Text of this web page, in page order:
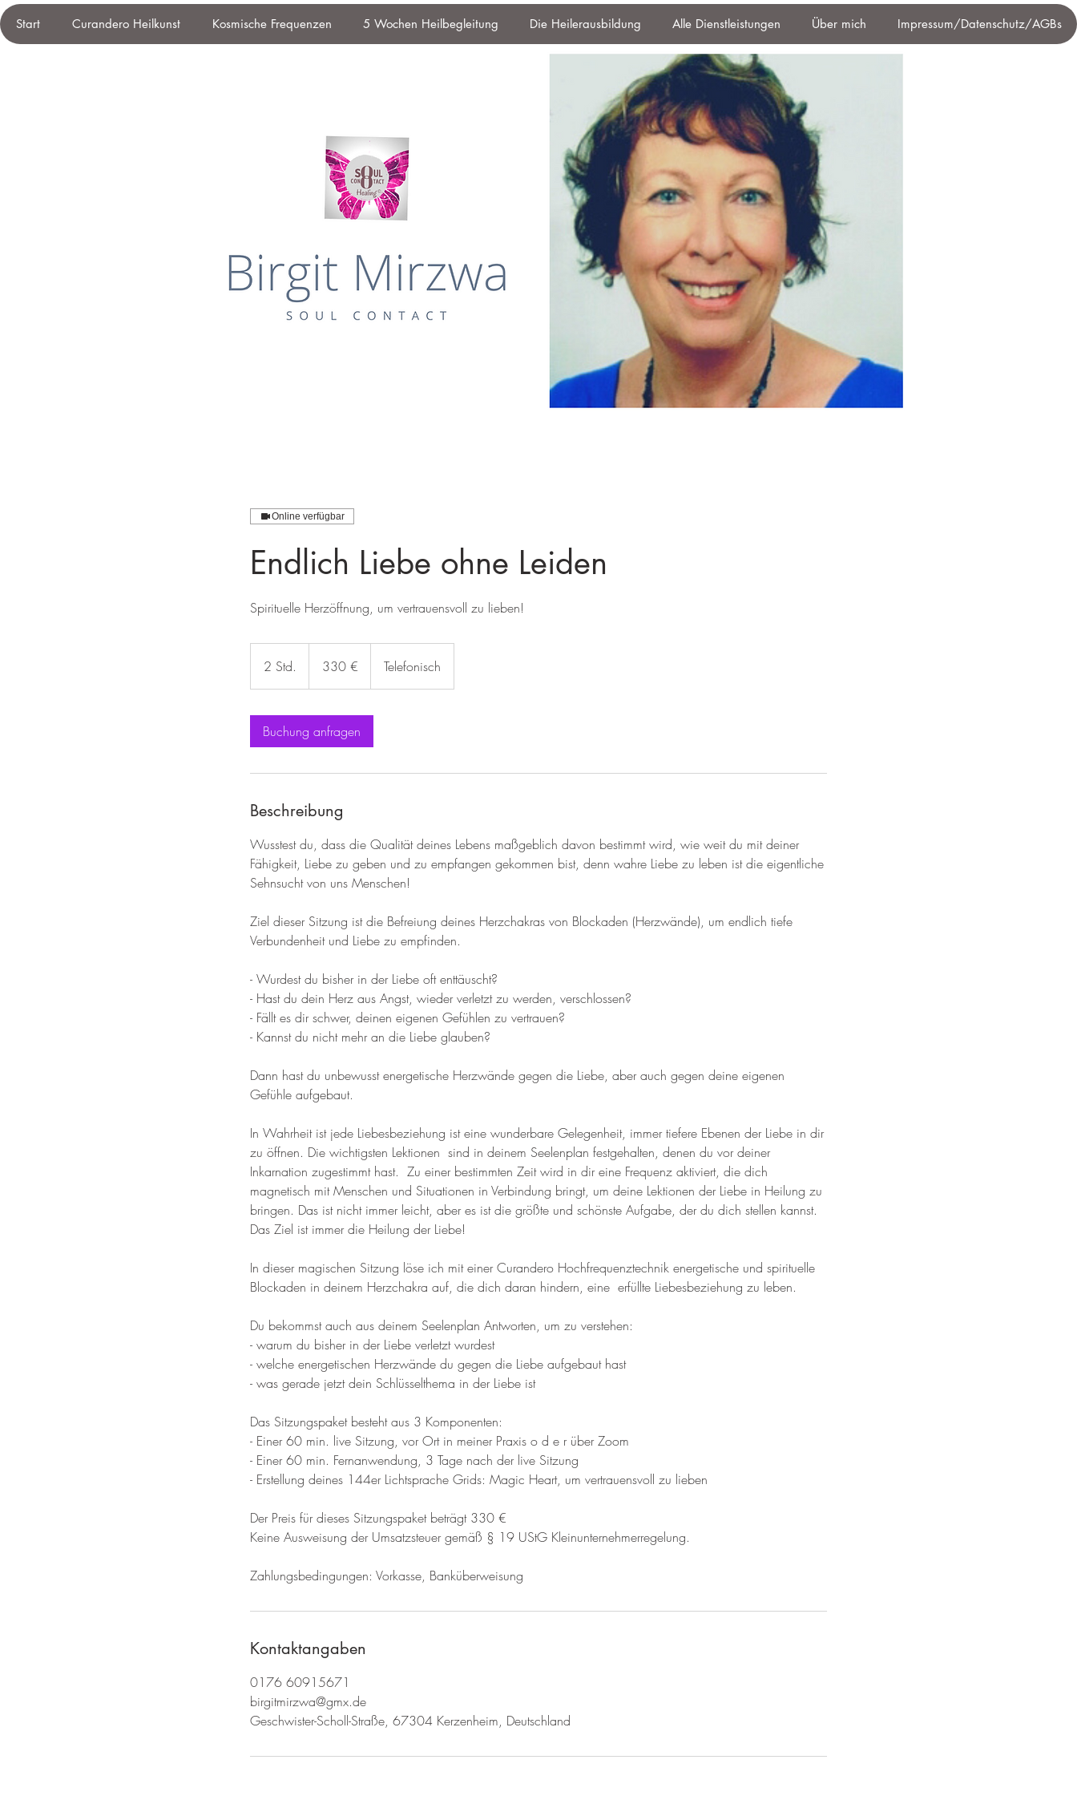
Start Curandero Heilkunst Kosmische Frequenzen 5 Wochen Heilbegleitung Die Heilerausbildung Alle Dienstleistungen Über mich Impressum/Datenschutz/AGBs
Online verfügbar
Endlich Liebe ohne Leiden
Spirituelle Herzöffnung, um vertrauensvoll zu lieben!
2 Std.
S
.
330 € Telefonisch
Buchung anfragen
Beschreibung
Wusstest du, dass die Qualität deines Lebens maßgeblich davon bestimmt wird, wie weit du mit deiner
Fähigkeit, Liebe zu geben und zu empfangen gekommen bist, denn wahre Liebe zu leben ist die eigentliche
Sehnsucht von uns Menschen!
Ziel dieser Sitzung ist die Befreiung deines Herzchakras von Blockaden (Herzwände), um endlich tiefe
Verbundenheit und Liebe zu empfinden.
- Wurdest du bisher in der Liebe oft enttäuscht?
- Hast du dein Herz aus Angst, wieder verletzt zu werden, verschlossen?
- Fällt es dir schwer, deinen eigenen Gefühlen zu vertrauen?
- Kannst du nicht mehr an die Liebe glauben?
Dann hast du unbewusst energetische Herzwände gegen die Liebe, aber auch gegen deine eigenen
Gefühle aufgebaut.
In Wahrheit ist jede Liebesbeziehung ist eine wunderbare Gelegenheit, immer tiefere Ebenen der Liebe in dir
zu öffnen. Die wichtigsten Lektionen sind in deinem Seelenplan festgehalten, denen du vor deiner
Inkarnation zugestimmt hast. Zu einer bestimmten Zeit wird in dir eine Frequenz aktiviert, die dich
magnetisch mit Menschen und Situationen in Verbindung bringt, um deine Lektionen der Liebe in Heilung zu
bringen. Das ist nicht immer leicht, aber es ist die größte und schönste Aufgabe, der du dich stellen kannst.
Das Ziel ist immer die Heilung der Liebe!
In dieser magischen Sitzung löse ich mit einer Curandero Hochfrequenztechnik energetische und spirituelle
Blockaden in deinem Herzchakra auf, die dich daran hindern, eine erfüllte Liebesbeziehung zu leben.
Du bekommst auch aus deinem Seelenplan Antworten, um zu verstehen:
- warum du bisher in der Liebe verletzt wurdest
- welche energetischen Herzwände du gegen die Liebe aufgebaut hast
- was gerade jetzt dein Schlüsselthema in der Liebe ist
Das Sitzungspaket besteht aus 3 Komponenten:
- Einer 60 min. live Sitzung, vor Ort in meiner Praxis o d e r über Zoom
- Einer 60 min. Fernanwendung, 3 Tage nach der live Sitzung
- Erstellung deines 144er Lichtsprache Grids: Magic Heart, um vertrauensvoll zu lieben
Der Preis für dieses Sitzungspaket beträgt 330 €
Keine Ausweisung der Umsatzsteuer gemäß § 19 UStG Kleinunternehmerregelung.
​Zahlungsbedingungen: Vorkasse, Banküberweisung
Kontaktangaben
0176 60915671
birgitmirzwa@gmx.de
Geschwister-Scholl-Straße, 67304 Kerzenheim, Deutschland